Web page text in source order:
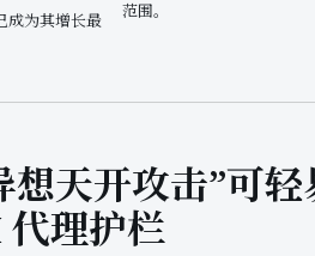
成为其增长最
范围。
想天开攻击”可
理护栏